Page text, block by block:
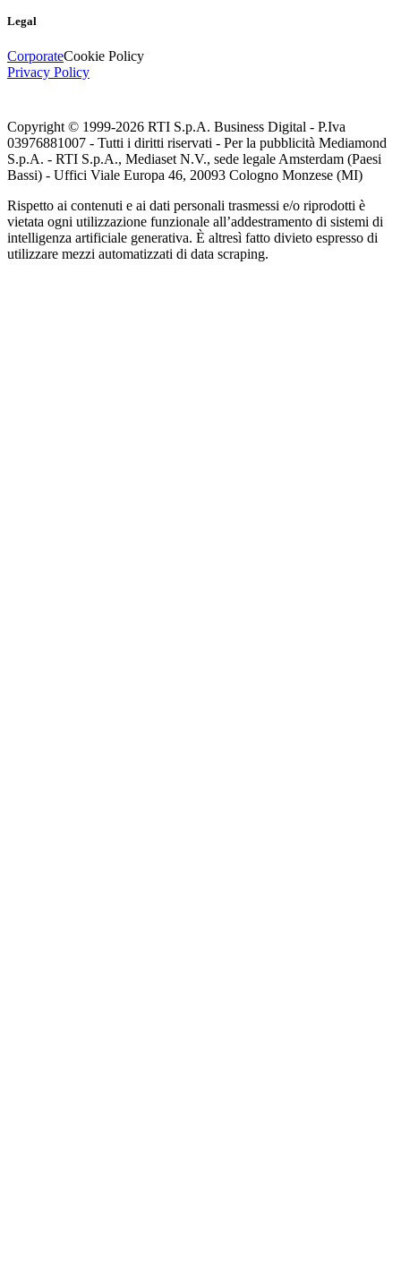
Legal
CorporateCookie Policy
Privacy Policy
Copyright © 1999-2026 RTI S.p.A. Business Digital - P.Iva
03976881007 - Tutti i diritti riservati - Per la pubblicità Mediamond
S.p.A. - RTI S.p.A., Mediaset N.V., sede legale Amsterdam (Paesi
Bassi) - Uffici Viale Europa 46, 20093 Cologno Monzese (MI)
Rispetto ai contenuti e ai dati personali trasmessi e/o riprodotti è
vietata ogni utilizzazione funzionale all’addestramento di sistemi di
intelligenza artificiale generativa. È altresì fatto divieto espresso di
utilizzare mezzi automatizzati di data scraping.